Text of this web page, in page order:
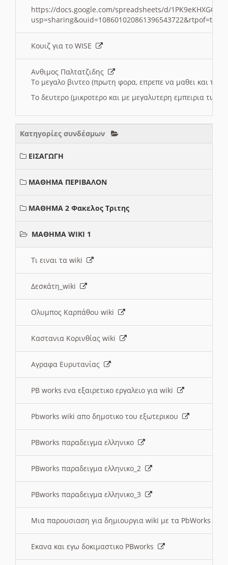
https://docs.google.com/spreadsheets/d/
Κουιζ για το WISE
Ανθιμος Παλτατζιδης
Το μεγαλο βιντεο (πρωτη φορα, επρεπε να μαθει και το
Το δευτερο (μικροτερο και με μεγαλυτερη εμπειρια
Κατηγορίες συνδέσμων
ΕΙΣΑΓΩΓΗ
ΜΑΘΗΜΑ ΠΕΡΙΒΑΛΟΝ
ΜΑΘΗΜΑ 2 Φακελος Τριτης
ΜΑΘΗΜΑ WIKI 1
Τι ειναι τα wiki
Δεσκάτη_wiki
Ολυμπος Καρπάθου wiki
Καστανια Κορινθίας wiki
Αγραφα Ευρυτανίας
PB works ενα εξαιρετικο εργαλειο για wiki
Pbworks wiki απο δημοτικο του εξωτερικου
PBworks παραδειγμα ελληνικο
PBworks παραδειγμα ελληνικο_2
PBworks παραδειγμα ελληνικο_3
Μια παρουσιαση για δημιουργια wiki με τα PbWorks
Εκανα και εγω δοκιμαστικο PBworks